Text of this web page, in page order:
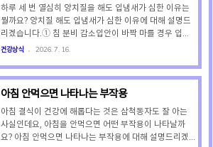
내기 때문에 염증 수치가 급격히 올라갑니다. 신체적 손
상외상, 화상, 골절, 수술 등으로 신체 조직이 손상되면 손
상된 조직을 치유하고 감염을 막기 위해 간에서 염증성
단백질(CRP)을 집중적으로 분비하기 때문에 염증 수치
염..
하루 세 번 열심히 양치질을 해도 입냄새가 심한 이유는
뭘까요? 양치질 해도 입냄새가 심한 이유에 대해 설명드
리겠습니다.① 침 분비 감소입안이 바짝 마를 경우 입안
에서 군내가 확 나는 현상을 경험하셨을 겁니다. 중년 이
각종 세균이 증식되기 때문에 입냄새가 많이 나게 됩니
수 있습니다. ② 혀의 백태혀에 백태가 있으면 혀 표면의
미세한 돌기 사이에 음식물 찌꺼기와 세균이 엉겨 붙어
부패하면서 입냄새가 매우 심해집니다. 이런 경우는 양치
할 때 혀를 잘 닦아야 합니다. ③ 치주염(잇몸 질환)치석
건강상식 2026. 7. 16.
아침 안먹으면 나타나는 부작용
아침 결식이 건강에 해롭다는 것은 삼척동자도 잘 아는
사실인데요, 아침을 안먹으면 어떤 부작용이 나타날까
요? 아침 안먹으면 나타나는 부작용에 대해 설명드리겠